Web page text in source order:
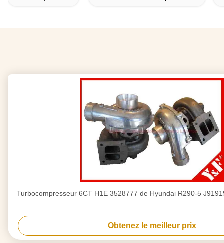
Turbocompresseur 6CT H1E 3528777 de Hyundai R290-5
Obtenez le meilleur prix